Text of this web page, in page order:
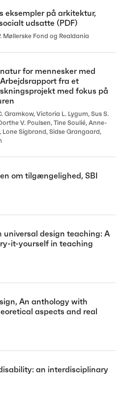
eksempler på arkitektur,
udsatte (PDF)
Fond og Realdania
for mennesker med
fra et
med fokus på
Gramkow, Victoria L. Lygum, Sus S.
V. Poulsen, Tine Soulié, Anne-
Lone Sigbrand, Sidse Grangaard,
om tilgængelighed, SBI
design teaching: A
it-yourself in teaching
An anthology with
aspects and real
an interdisciplinary